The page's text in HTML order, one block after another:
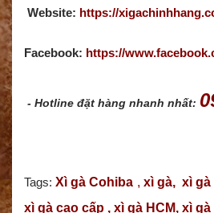
Website: https://
Facebook: https://
- Hotline đặt hàng nhanh nhất:
Tags:Xì gà Cohiba , xì gà,xì gà
xì gà cao cấp , xì gà HCM, xì